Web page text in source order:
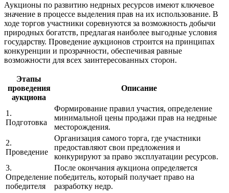
Аукционы по развитию недрных ресурсов имеют ключевое
значение в процессе выделения прав на их использование. В
ходе торгов участники соревнуются за возможность добычи
природных богатств, предлагая наиболее выгодные условия
государству. Проведение аукционов строится на принципах
конкуренции и прозрачности, обеспечивая равные
возможности для всех заинтересованных сторон.
Этапы
проведения
аукциона
Описание
1.
Подготовка
Формирование правил участия, определение
минимальной цены продажи прав на недрные
месторождения.
2.
Проведение
Организация самого торга, где участники
предоставляют свои предложения и
конкурируют за право эксплуатации ресурсов.
3.
Определение
победителя
После окончания аукциона определяется
победитель, который получает право на
разработку недр.